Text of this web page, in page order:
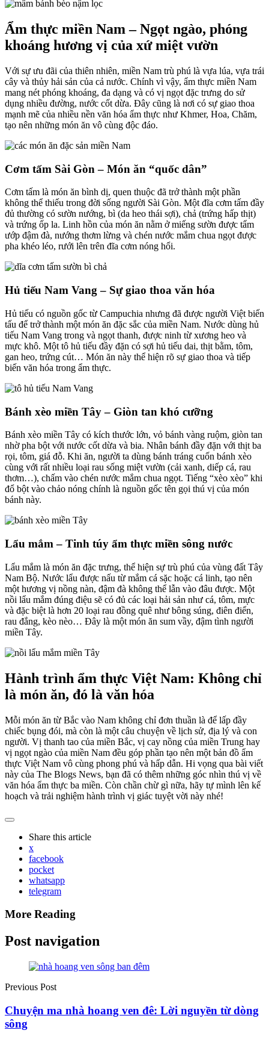
Ẩm thực miền Nam – Ngọt ngào, phóng
khoáng hương vị của xứ miệt vườn
Với sự ưu đãi của thiên nhiên, miền Nam trù phú là vựa lúa, vựa trái
cây và thủy hải sản của cả nước. Chính vì vậy, ẩm thực miền Nam
mang nét phóng khoáng, đa dạng và có vị ngọt đặc trưng do sử
dụng nhiều đường, nước cốt dừa. Đây cũng là nơi có sự giao thoa
mạnh mẽ của nhiều nền văn hóa ẩm thực như Khmer, Hoa, Chăm,
tạo nên những món ăn vô cùng độc đáo.
Cơm tấm Sài Gòn – Món ăn “quốc dân”
Cơm tấm là món ăn bình dị, quen thuộc đã trở thành một phần
không thể thiếu trong đời sống người Sài Gòn. Một đĩa cơm tấm đầy
đủ thường có sườn nướng, bì (da heo thái sợi), chả (trứng hấp thịt)
và trứng ốp la. Linh hồn của món ăn nằm ở miếng sườn được tẩm
ướp đậm đà, nướng thơm lừng và chén nước mắm chua ngọt được
pha khéo léo, rưới lên trên đĩa cơm nóng hổi.
Hủ tiếu Nam Vang – Sự giao thoa văn hóa
Hủ tiếu có nguồn gốc từ Campuchia nhưng đã được người Việt biến
tấu để trở thành một món ăn đặc sắc của miền Nam. Nước dùng hủ
tiếu Nam Vang trong và ngọt thanh, được ninh từ xương heo và
mực khô. Một tô hủ tiếu đầy đặn có sợi hủ tiếu dai, thịt bằm, tôm,
gan heo, trứng cút… Món ăn này thể hiện rõ sự giao thoa và tiếp
biến văn hóa trong ẩm thực.
Bánh xèo miền Tây – Giòn tan khó cưỡng
Bánh xèo miền Tây có kích thước lớn, vỏ bánh vàng ruộm, giòn tan
nhờ pha bột với nước cốt dừa và bia. Nhân bánh đầy đặn với thịt ba
rọi, tôm, giá đỗ. Khi ăn, người ta dùng bánh tráng cuốn bánh xèo
cùng với rất nhiều loại rau sống miệt vườn (cải xanh, diếp cá, rau
thơm…), chấm vào chén nước mắm chua ngọt. Tiếng “xèo xèo” khi
đổ bột vào chảo nóng chính là nguồn gốc tên gọi thú vị của món
bánh này.
Lẩu mắm – Tinh túy ẩm thực miền sông nước
Lẩu mắm là món ăn đặc trưng, thể hiện sự trù phú của vùng đất Tây
Nam Bộ. Nước lẩu được nấu từ mắm cá sặc hoặc cá linh, tạo nên
một hương vị nồng nàn, đậm đà không thể lẫn vào đâu được. Một
nồi lẩu mắm đúng điệu sẽ có đủ các loại hải sản như cá, tôm, mực
và đặc biệt là hơn 20 loại rau đồng quê như bông súng, điên điển,
rau đắng, kèo nèo… Đây là một món ăn sum vầy, đậm tình người
miền Tây.
Hành trình ẩm thực Việt Nam: Không chỉ
là món ăn, đó là văn hóa
Mỗi món ăn từ Bắc vào Nam không chỉ đơn thuần là để lấp đầy
chiếc bụng đói, mà còn là một câu chuyện về lịch sử, địa lý và con
người. Vị thanh tao của miền Bắc, vị cay nồng của miền Trung hay
vị ngọt ngào của miền Nam đều góp phần tạo nên một bản đồ ẩm
thực Việt Nam vô cùng phong phú và hấp dẫn. Hi vọng qua bài viết
này của The Blogs News, bạn đã có thêm những góc nhìn thú vị về
văn hóa ẩm thực ba miền. Còn chần chừ gì nữa, hãy tự mình lên kế
hoạch và trải nghiệm hành trình vị giác tuyệt vời này nhé!
Share this article
x
facebook
pocket
whatsapp
telegram
More Reading
Post navigation
Previous Post
Chuyện ma nhà hoang ven đê: Lời nguyền từ dòng
sông